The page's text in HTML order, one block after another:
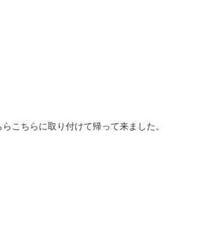
こちらに取り付けて帰って来ました。